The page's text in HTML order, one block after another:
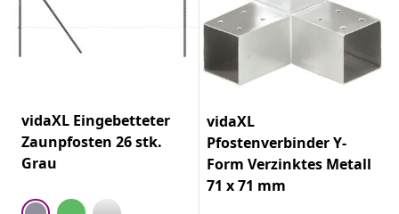
vidaXL Eingebetteter
Zaunpfosten 26 stk.
Grau
vidaXL
Pfostenverbinder Y-
Form Verzinktes Metall
71 x 71 mm